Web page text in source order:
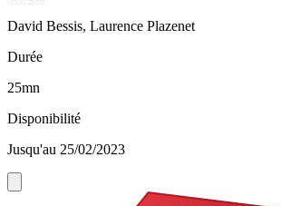
David Bessis, Laurence Plazenet
Durée
25mn
Disponibilité
Jusqu'au 25/02/2023